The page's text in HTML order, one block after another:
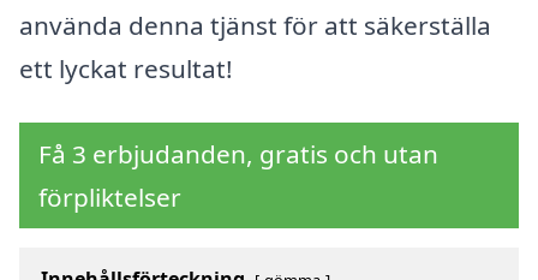
använda denna tjänst för att säkerställa
ett lyckat resultat!
Få 3 erbjudanden, gratis och utan
förpliktelser